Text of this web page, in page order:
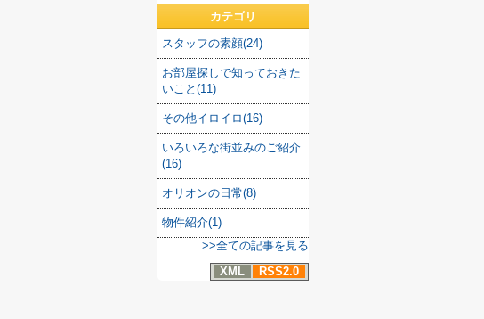
カテゴリ
スタッフの素顔(24)
お部屋探しで知っておきた
いこと(11)
その他イロイロ(16)
いろいろな街並みのご紹介
(16)
オリオンの日常(8)
物件紹介(1)
>>全ての記事を見る
XML
RSS2.0